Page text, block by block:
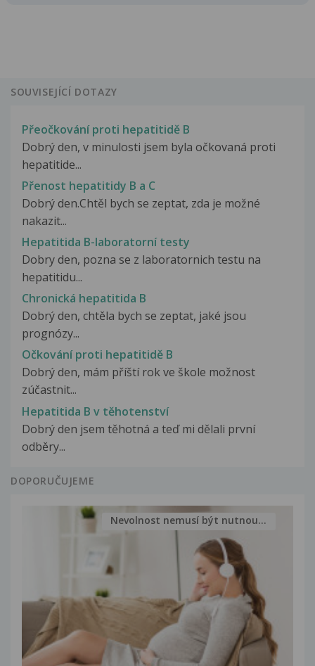
SOUVISEJÍCÍ DOTAZY
Přeočkování proti hepatitidě B
Dobrý den, v minulosti jsem byla očkovaná proti
hepatitide...
Přenost hepatitidy B a C
Dobrý den.Chtěl bych se zeptat, zda je možné
nakazit...
Hepatitida B-laboratorní testy
Dobry den, pozna se z laboratornich testu na
hepatitidu...
Chronická hepatitida B
Dobrý den, chtěla bych se zeptat, jaké jsou
prognózy...
Očkování proti hepatitidě B
Dobrý den, mám příští rok ve škole možnost
zúčastnit...
Hepatitida B v těhotenství
Dobrý den jsem těhotná a teď mi dělali první
odběry...
DOPORUČUJEME
Nevolnost nemusí být nutnou...